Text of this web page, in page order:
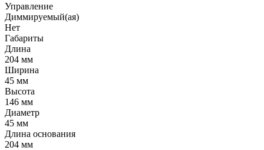
Управление
Диммируемый(ая)
Нет
Габариты
Длина
204 мм
Ширина
45 мм
Высота
146 мм
Диаметр
45 мм
Длина основания
204 мм